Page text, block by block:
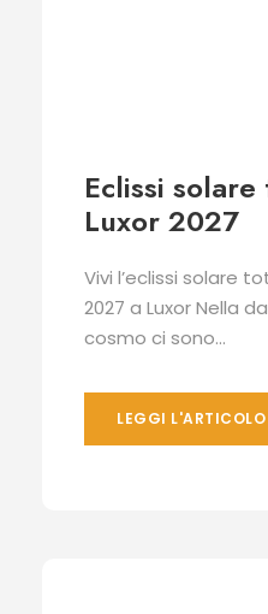
Eclissi
Luxor 2027
Vivi l’eclissi solare
2027 a Luxor Nella
cosmo ci sono...
LEGGI L'ARTICOLO